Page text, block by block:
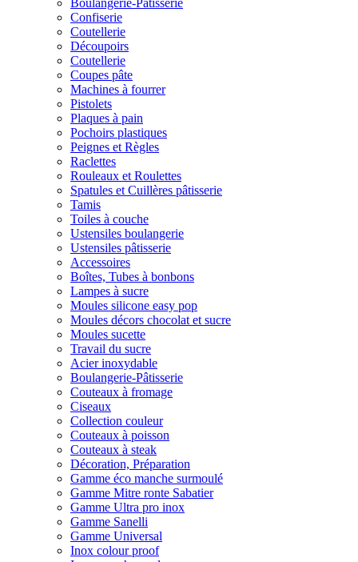
Boulangerie-Pâtisserie
Confiserie
Coutellerie
Découpoirs
Coutellerie
Coupes pâte
Machines à fourrer
Pistolets
Plaques à pain
Pochoirs plastiques
Peignes et Règles
Raclettes
Rouleaux et Roulettes
Spatules et Cuillères pâtisserie
Tamis
Toiles à couche
Ustensiles boulangerie
Ustensiles pâtisserie
Accessoires
Boîtes, Tubes à bonbons
Lampes à sucre
Moules silicone easy pop
Moules décors chocolat et sucre
Moules sucette
Travail du sucre
Acier inoxydable
Boulangerie-Pâtisserie
Couteaux à fromage
Ciseaux
Collection couleur
Couteaux à poisson
Couteaux à steak
Décoration, Préparation
Gamme éco manche surmoulé
Gamme Mitre ronte Sabatier
Gamme Ultra pro inox
Gamme Sanelli
Gamme Universal
Inox colour proof